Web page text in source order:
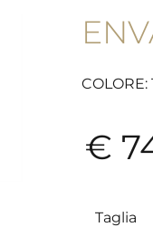
COLORE:
€
Taglia